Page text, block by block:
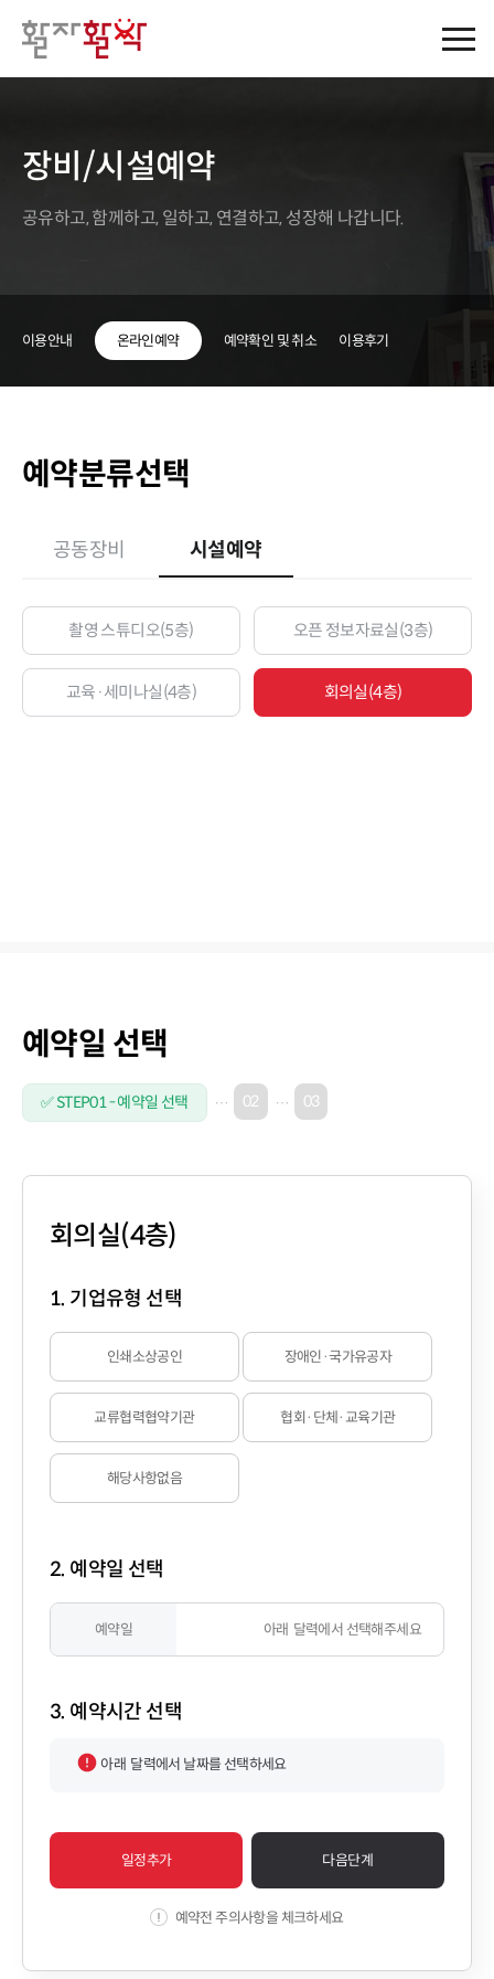
바로가기
주메뉴
바로가기
장비/시설예약
공유하고, 함께하고, 일하고, 연결하고, 성장해 나갑니다.
이용안내 온라인예약 예약확인 및 취소 이용후기
예약분류선택
공동장비 시설예약
촬영 스튜디오(5층) 오픈 정보자료실(3층)
교육·세미나실(4층) 회의실(4층)
예약일 선택
✅ STEP01 - 예약일 선택 02 03
회의실(4층)
1. 기업유형 선택
인쇄소상공인 장애인·국가유공자
교류협력협약기관 협회·단체·교육기관
해당사항없음
2. 예약일 선택
예약일 아래 달력에서 선택해주세요
3. 예약시간 선택
아래 달력에서 날짜를 선택하세요
일정추가 다음단계
예약전 주의사항을 체크하세요